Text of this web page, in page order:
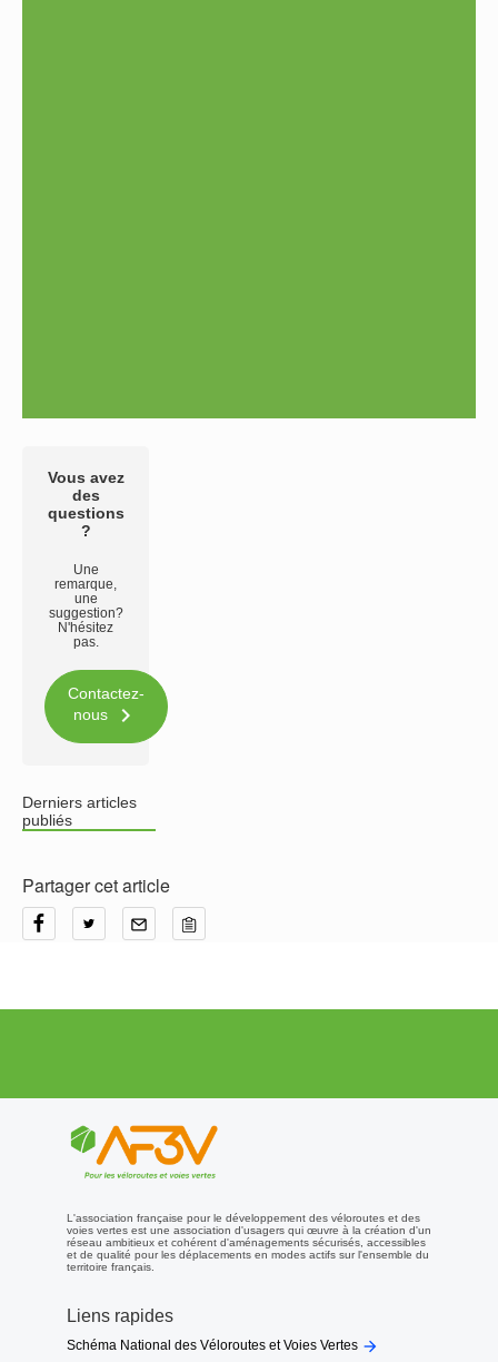
Vous avez
des
questions
?
Une
remarque,
une
suggestion?
N'hésitez
pas.
Contactez-
nous

Derniers articles
publiés
Partager cet article
L'association française pour le développement des véloroutes et des
voies vertes est une association d'usagers qui œuvre à la création d'un
réseau ambitieux et cohérent d'aménagements sécurisés, accessibles
et de qualité pour les déplacements en modes actifs sur l'ensemble du
territoire français.
Liens rapides
Schéma National des Véloroutes et Voies Vertes 